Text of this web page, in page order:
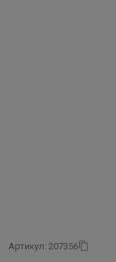
Артикул: 207356